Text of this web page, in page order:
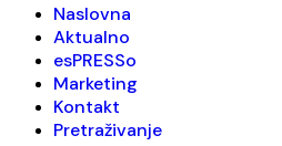
Naslovna
Aktualno
esPRESSo
Marketing
Kontakt
Pretraživanje